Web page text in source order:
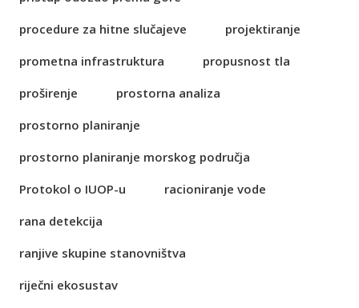
procedure za hitne slučajeve
projektiranje
prometna infrastruktura
propusnost tla
proširenje
prostorna analiza
prostorno planiranje
prostorno planiranje morskog područja
Protokol o IUOP-u
racioniranje vode
rana detekcija
ranjive skupine stanovništva
riječni ekosustav